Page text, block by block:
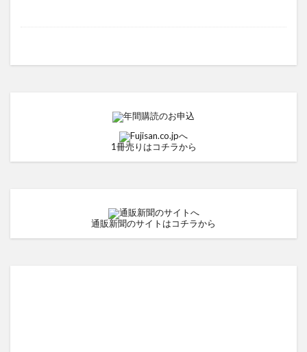
1冊売りはコチラから
通販新聞のサイトはコチラから